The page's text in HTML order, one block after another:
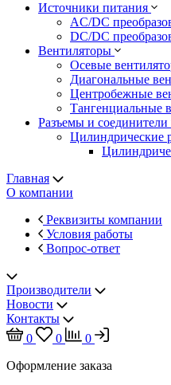
Источники питания
AC/DC
DC/DC
Вентиляторы
Осевые
Диагональные
Центробежные
Тангенциальные
Разъемы и соединители
Цилиндрические
Главная
О компании
Реквизиты компании
Условия работы
Вопрос-ответ
Производители
Новости
Контакты
0
0
0
Оформление заказа